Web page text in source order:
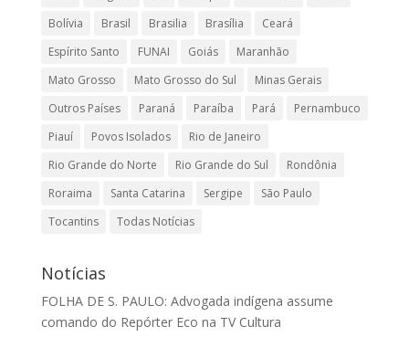
Bolívia
Brasil Brasilia Brasília
Ceará
Espírito Santo
FUNAI Goiás
Maranhão
Mato Grosso
Mato Grosso do Sul
Minas Gerais
Outros Países
Paraná Paraíba Pará
Pernambuco
Piauí
Povos Isolados
Rio de Janeiro
Rio Grande do Norte
Rio Grande do Sul
Rondônia
Roraima
Santa Catarina Sergipe
São Paulo
Tocantins
Todas Notícias
Notícias
FOLHA DE S. PAULO: Advogada indígena assume
comando do Repórter Eco na TV Cultura